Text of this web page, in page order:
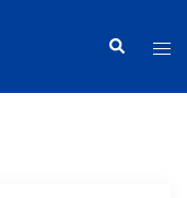
Search